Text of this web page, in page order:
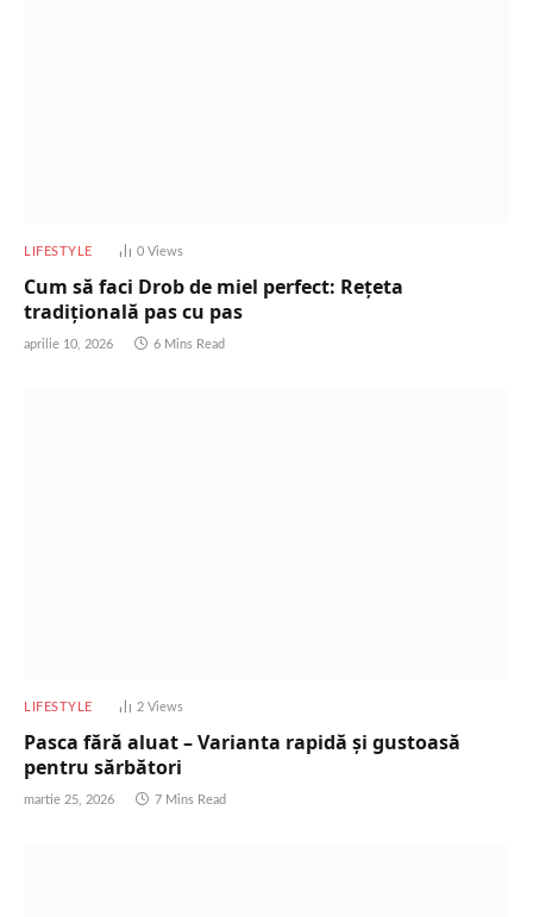
LIFESTYLE 0 Views
Cum să faci Drob de miel perfect: Rețeta
tradițională pas cu pas
aprilie 10, 2026 6 Mins Read
LIFESTYLE 2 Views
Pasca fără aluat – Varianta rapidă și gustoasă
pentru sărbători
martie 25, 2026 7 Mins Read